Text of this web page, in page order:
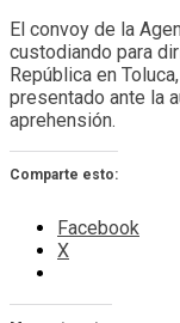
El convoy de la
custodiando para
República en
presentado ante la
aprehensión.
Comparte esto:
Facebook
X